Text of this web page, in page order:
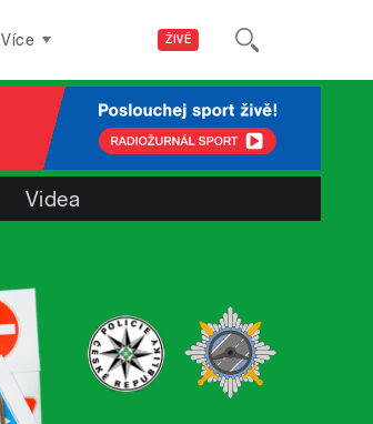
ŽIVĚ
Více
Videa